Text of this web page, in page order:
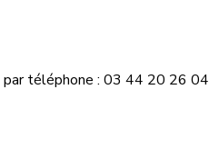
téléphone : 03 44 20 26 04